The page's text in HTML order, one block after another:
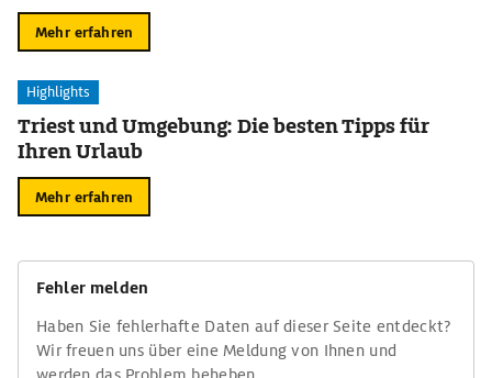
Mehr erfahren
Highlights
Triest und Umgebung: Die besten Tipps für
Ihren Urlaub
Mehr erfahren
Fehler melden
Haben Sie fehlerhafte Daten auf dieser Seite entdeckt?
Wir freuen uns über eine Meldung von Ihnen und